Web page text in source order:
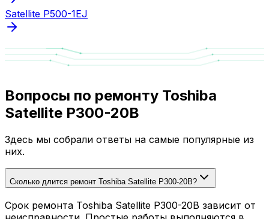
Satellite P500-1EJ
Вопросы по ремонту Toshiba
Satellite P300-20B
Здесь мы собрали ответы на самые популярные из
них.
Сколько длится ремонт Toshiba Satellite P300-20B?
Срок ремонта Toshiba Satellite P300-20B зависит от